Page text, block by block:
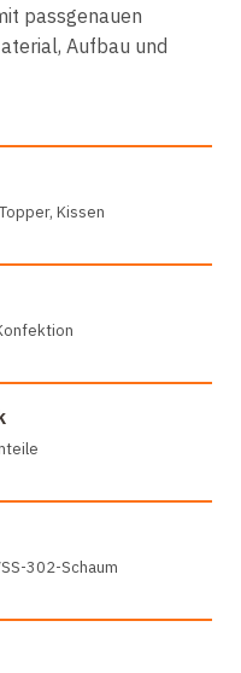
passgenauen
Aufbau und
Kissen
302-Schaum